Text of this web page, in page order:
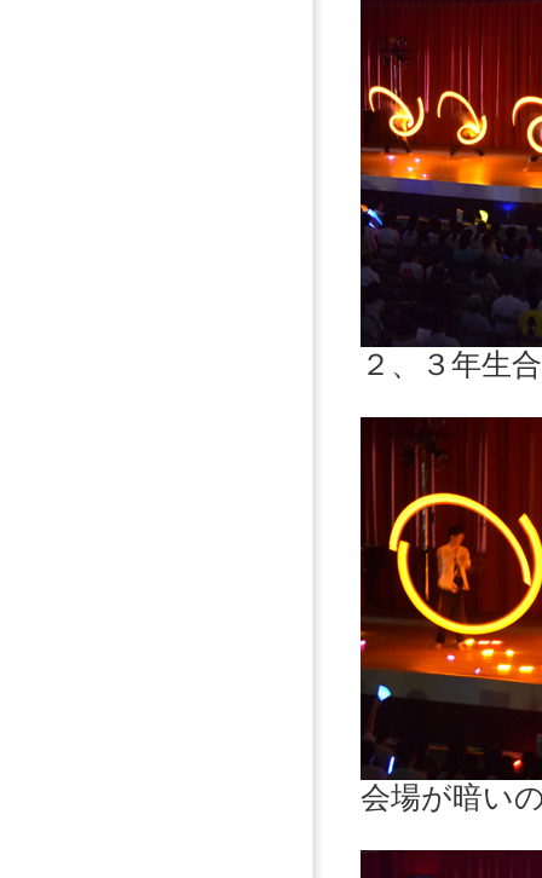
２、３年生
会場が暗い